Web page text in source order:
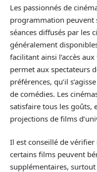
Les passionnés de
programmation peuvent
séances diffusés par les
généralement
facilitant ainsi l’accès
permet aux spectateurs
préférences, qu’il
de comédies. Les
satisfaire tous les goûts,
projections de films
Il est conseillé de
certains films peuvent
supplémentaires,